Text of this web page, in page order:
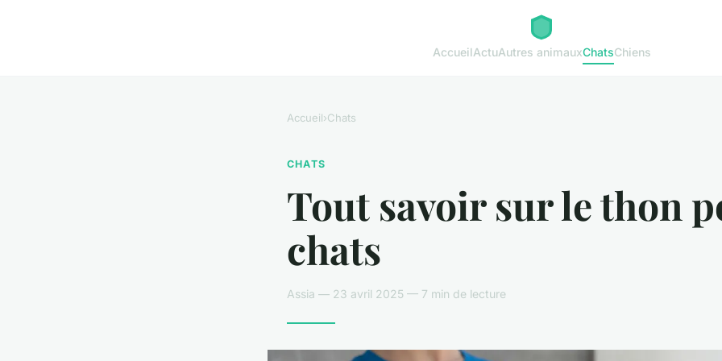
AccueilActuAutres animauxChatsChiens
Accueil›Chats
CHATS
Tout savoir sur le thon
chats
Assia — 23 avril 2025 — 7 min de lecture